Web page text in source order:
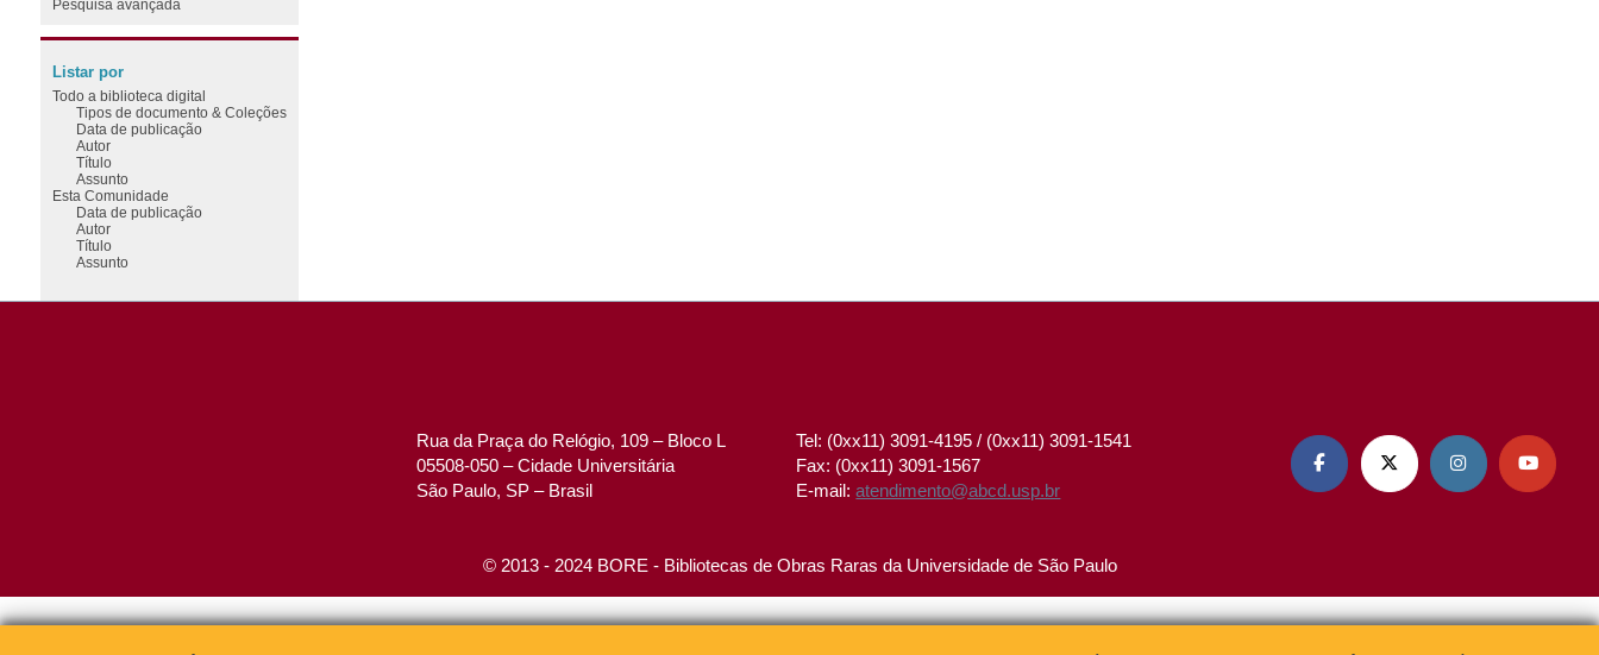
Pesquisa avançada
Listar por
Todo a biblioteca digital
Tipos de documento & Coleções
Data de publicação
Autor
Título
Assunto
Esta Comunidade
Data de publicação
Autor
Título
Assunto
Rua da Praça do Relógio, 109 – Bloco L
05508-050 – Cidade Universitária
São Paulo, SP – Brasil
Tel: (0xx11) 3091-4195 / (0xx11) 3091-1541
Fax: (0xx11) 3091-1567
E-mail:atendimento@abcd.usp.br
   
© 2013 - 2024 BORE - Bibliotecas de Obras Raras da Universidade de São Paulo